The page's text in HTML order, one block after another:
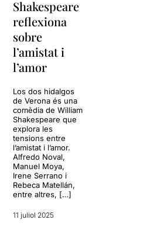
Shakespeare
reflexiona
sobre
l’amistat i
l’amor
Los dos hidalgos
de Verona és una
comèdia de William
Shakespeare que
explora les
tensions entre
l’amistat i l’amor.
Alfredo Noval,
Manuel Moya,
Irene Serrano i
Rebeca Matellán,
entre altres, […]
11 juliol 2025